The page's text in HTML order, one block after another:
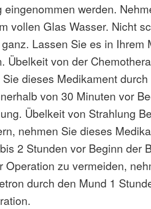
eingenommen werden.
vollen Glas Wasser. Nicht
Lassen Sie es in Ihrem
Übelkeit von der
dieses Medikament
von 30 Minuten vor
Übelkeit von Strahlung
nehmen Sie dieses
2 Stunden vor Beginn der
Operation zu vermeiden,
durch den Mund 1